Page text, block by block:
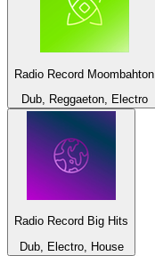
Radio Record Moombahton
Dub, Reggaeton, Electro
Radio Record Big Hits
Dub, Electro, House